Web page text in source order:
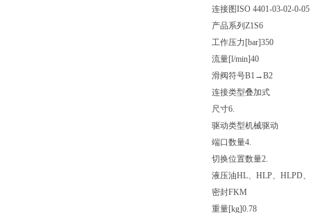
连接图ISO 4401-03-02-0-05
产品系列 Z1S6
工作压力[bar]350
流量[l/min]40
滑阀符号B1→B2
连接类型叠加式
尺寸6.
驱动类型机械驱动
端口数量4.
切换位置数量2.
液压油HL、HLP、HLPD
密封FKM
重量[kg]0.78